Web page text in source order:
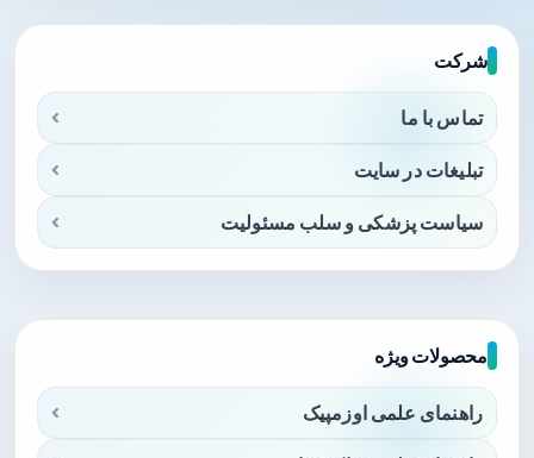
شرکت
تماس با ما
تبلیغات در سایت
سیاست پزشکی و سلب مسئولیت
محصولات ویژه
راهنمای علمی اوزمپیک